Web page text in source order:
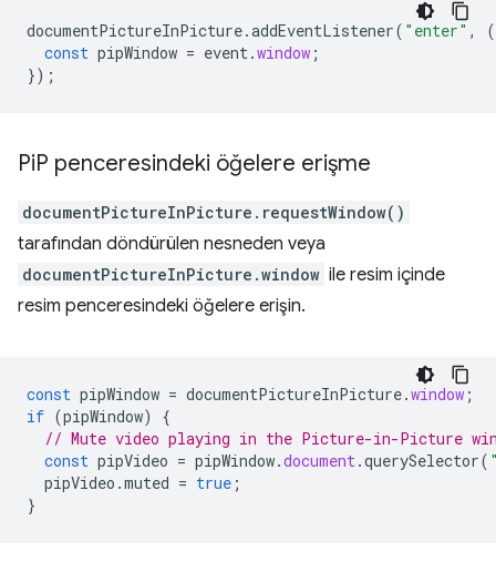
documentPictureInPicture.addEventListener( "enter" ,
(
const pipWindow = event .window ;
});
PiP penceresindeki öğelere erişme
documentPictureInPicture.requestWindow()
tarafından döndürülen nesneden veya
documentPictureInPicture.window ile resim içinde
resim penceresindeki öğelere erişin.
const pipWindow = documentPictureInPicture.window ;
if (pipWindow)
{
// Mute video playing in the Picture-in-Picture
const pipVideo = pipWindow.document .querySelector(
pipVideo .muted = true ;
}